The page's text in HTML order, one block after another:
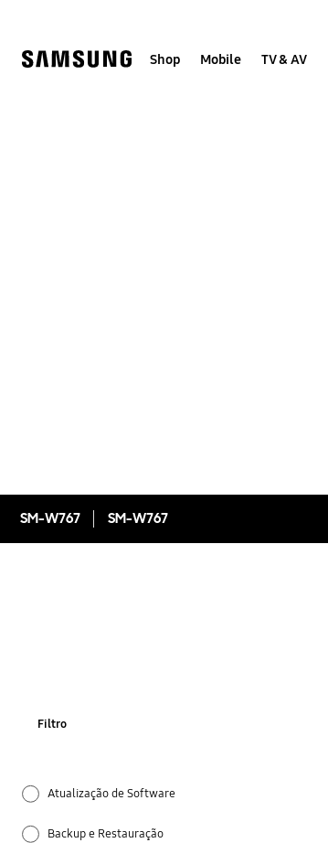
Shop Mobile TV & AV
SM-W767 SM-W767
Filtro
Atualização de Software
Backup e Restauração